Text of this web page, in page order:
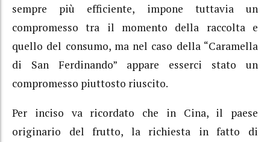
sempre più efficiente, impone tuttavia un
compromesso tra il momento della raccolta e
quello del consumo, ma nel caso della “Caramella
di San Ferdinando” appare esserci stato un
compromesso piuttosto riuscito.
Per inciso va ricordato che in Cina, il paese
originario del frutto, la richiesta in fatto di